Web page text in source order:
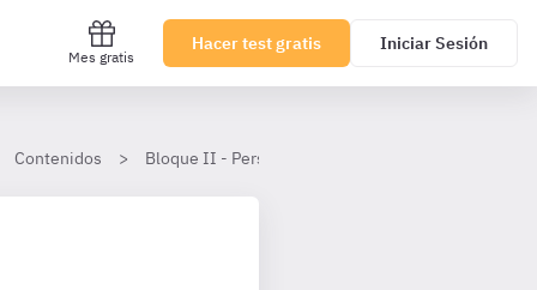
Mes gratis
Hacer test gratis Iniciar Sesión
Contenidos Bloque II - Personal Laboral Agencia Tributaria I1